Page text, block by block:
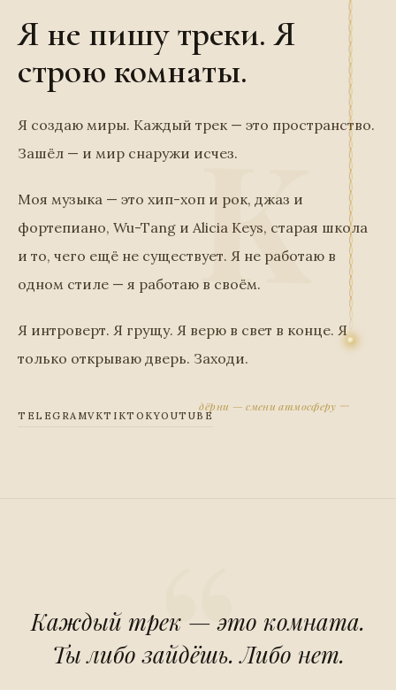
дёрни — смени атмосферу
Я не пишу треки. Я
строю комнаты.
Я создаю миры. Каждый трек — это пространство.
Зашёл — и мир снаружи исчез.
Моя музыка — это хип-хоп и рок, джаз и
фортепиано, Wu-Tang и Alicia Keys, старая школа
и то, чего ещё не существует. Я не работаю в
одном стиле — я работаю в своём.
Я интроверт. Я грущу. Я верю в свет в конце. Я
только открываю дверь. Заходи.
TELEGRAMVKTIKTOKYOUTUBE
Каждый трек — это комната.
Ты либо зайдёшь. Либо нет.